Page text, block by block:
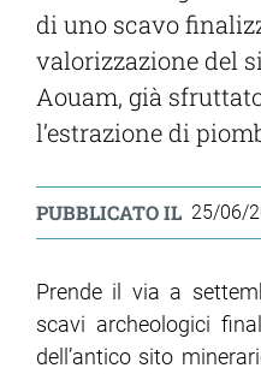
di uno scavo
valorizzazione del
Aouam, già
l’estrazione di
PUBBLICATO IL 25/06/
Prende il via a
scavi archeologici
dell’antico sito